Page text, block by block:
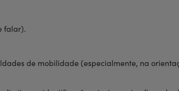
falar).
de mobilidade (especialmente, na